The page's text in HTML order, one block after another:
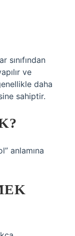
sınıfından
ve
daha
sahiptir.
anlamına